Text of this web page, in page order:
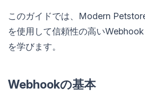
このガイドでは、Modern
を使用して信頼性の高い
を学びます。
Webhookの基本